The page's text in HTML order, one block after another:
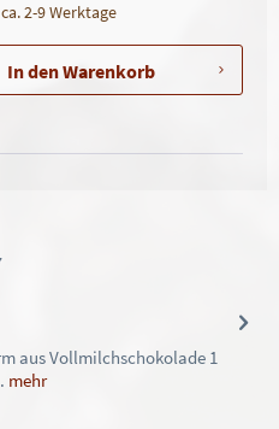
2-9 Werktage
In denWarenkorb
aus Vollmilchschokolade 1
mehr